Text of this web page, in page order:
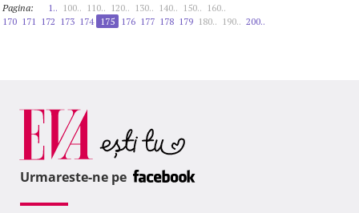
Pagina: 1.. 100.. 110.. 120.. 130.. 140.. 150.. 160..
170 171 172 173 174 175 176 177 178 179 180.. 190.. 200..
Urmareste-ne pe